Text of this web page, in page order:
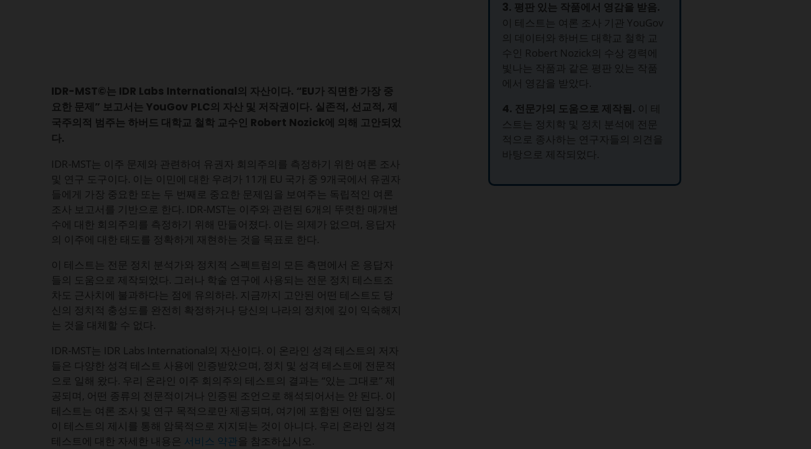
IDR-MST©는 IDR Labs International의 자산이다. “EU가 직면한 가장 중
요한 문제” 보고서는 YouGov PLC의 자산 및 저작권이다. 실존적, 선교적, 제
국주의적 범주는 하버드 대학교 철학 교수인 Robert Nozick에 의해 고안되었
다.
IDR-MST는 이주 문제와 관련하여 유권자 회의주의를 측정하기 위한 여론 조사
및 연구 도구이다. 이는 이민에 대한 우려가 11개 EU 국가 중 9개국에서 유권자
들에게 가장 중요한 또는 두 번째로 중요한 문제임을 보여주는 독립적인 여론
조사 보고서를 기반으로 한다. IDR-MST는 이주와 관련된 6개의 뚜렷한 매개변
수에 대한 회의주의를 측정하기 위해 만들어졌다. 이는 의제가 없으며, 응답자
의 이주에 대한 태도를 정확하게 재현하는 것을 목표로 한다.
이 테스트는 전문 정치 분석가와 정치적 스펙트럼의 모든 측면에서 온 응답자
들의 도움으로 제작되었다. 그러나 학술 연구에 사용되는 전문 정치 테스트조
차도 근사치에 불과하다는 점에 유의하라. 지금까지 고안된 어떤 테스트도 당
신의 정치적 충성도를 완전히 확정하거나 당신의 나라의 정치에 깊이 익숙해지
는 것을 대체할 수 없다.
IDR-MST는 IDR Labs International의 자산이다. 이 온라인 성격 테스트의 저자
들은 다양한 성격 테스트 사용에 인증받았으며, 정치 및 성격 테스트에 전문적
으로 일해 왔다. 우리 온라인 이주 회의주의 테스트의 결과는 “있는 그대로” 제
공되며, 어떤 종류의 전문적이거나 인증된 조언으로 해석되어서는 안 된다. 이
테스트는 여론 조사 및 연구 목적으로만 제공되며, 여기에 포함된 어떤 입장도
이 테스트의 제시를 통해 암묵적으로 지지되는 것이 아니다. 우리 온라인 성격
테스트에 대한 자세한 내용은 서비스 약관을 참조하십시오.
3. 평판 있는 작품에서 영감을 받음.
이 테스트는 여론 조사 기관 YouGov
의 데이터와 하버드 대학교 철학 교
수인 Robert Nozick의 수상 경력에
빛나는 작품과 같은 평판 있는 작품
에서 영감을 받았다.
4. 전문가의 도움으로 제작됨. 이 테
스트는 정치학 및 정치 분석에 전문
적으로 종사하는 연구자들의 의견을
바탕으로 제작되었다.